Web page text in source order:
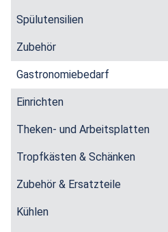
Spülutensilien
Zubehör
Gastronomiebedarf
Einrichten
Theken- und Arbeitsplatten
Tropfkästen & Schänken
Zubehör & Ersatzteile
Kühlen